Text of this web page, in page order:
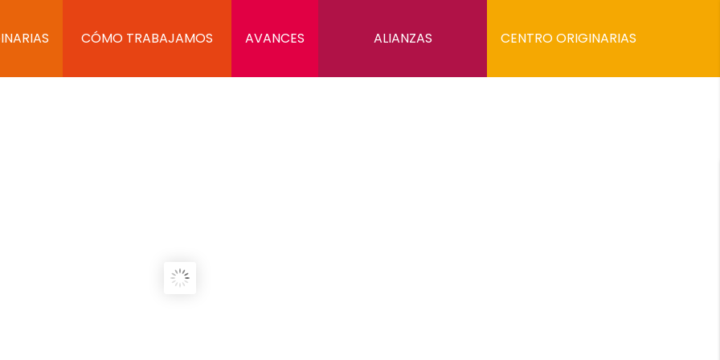
CÓMO TRABAJAMOS AVANCES ALIANZAS CENTRO ORIGINARIAS